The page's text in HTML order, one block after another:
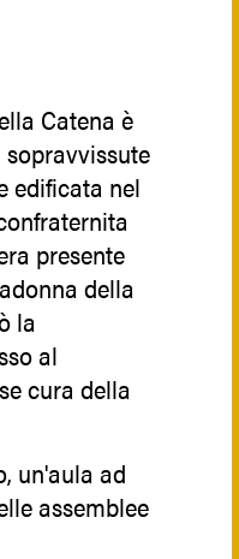
Stella,
biblici
e
cinque
in
la serpe e
donne
che
frutti,
o solo
Catena è
edificata nel
presente
della
la
al
cura della
un'aula ad
assemblee